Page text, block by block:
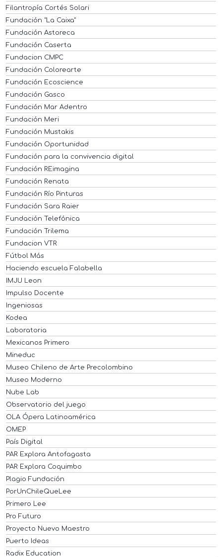
Filantropía Cortés Solari
Fundación "La Caixa"
Fundación Astoreca
Fundación Caserta
Fundacion CMPC
Fundación Colorearte
Fundación Ecoscience
Fundación Gasco
Fundación Mar Adentro
Fundación Meri
Fundación Mustakis
Fundación Oportunidad
Fundación para la convivencia digital
Fundación REimagina
Fundación Renata
Fundación Río Pinturas
Fundación Sara Raier
Fundación Telefónica
Fundación Trilema
Fundacion VTR
Fútbol Más
Haciendo escuela Falabella
IMJU Leon
Impulso Docente
Ingeniosas
Kodea
Laboratoria
Mexicanos Primero
Mineduc
Museo Chileno de Arte Precolombino
Museo Moderno
Nube Lab
Observatorio del juego
OLA Ópera Latinoamérica
OMEP
País Digital
PAR Explora Antofagasta
PAR Explora Coquimbo
Plagio Fundación
PorUnChileQueLee
Primero Lee
Pro Futuro
Proyecto Nuevo Maestro
Puerto Ideas
Radix Education